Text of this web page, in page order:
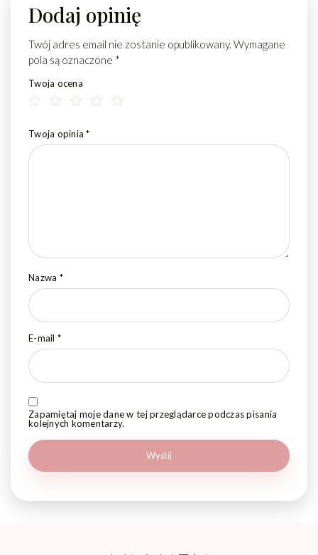
Dodaj opinię
Twój adres email nie zostanie opublikowany. Wymagane
pola są oznaczone *
Twoja ocena
Twoja opinia*
Nazwa *
E-mail *
Zapamiętaj moje dane w tej przeglądarce podczas pisania
kolejnych komentarzy.